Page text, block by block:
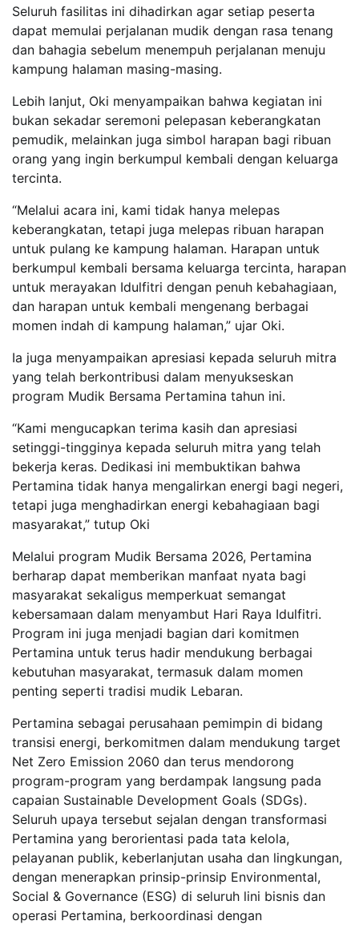
Seluruh fasilitas ini dihadirkan agar setiap peserta
dapat memulai perjalanan mudik dengan rasa tenang
dan bahagia sebelum menempuh perjalanan menuju
kampung halaman masing-masing.
Lebih lanjut, Oki menyampaikan bahwa kegiatan ini
bukan sekadar seremoni pelepasan keberangkatan
pemudik, melainkan juga simbol harapan bagi ribuan
orang yang ingin berkumpul kembali dengan keluarga
tercinta.
“Melalui acara ini, kami tidak hanya melepas
keberangkatan, tetapi juga melepas ribuan harapan
untuk pulang ke kampung halaman. Harapan untuk
berkumpul kembali bersama keluarga tercinta, harapan
untuk merayakan Idulfitri dengan penuh kebahagiaan,
dan harapan untuk kembali mengenang berbagai
momen indah di kampung halaman,” ujar Oki.
Ia juga menyampaikan apresiasi kepada seluruh mitra
yang telah berkontribusi dalam menyukseskan
program Mudik Bersama Pertamina tahun ini.
“Kami mengucapkan terima kasih dan apresiasi
setinggi-tingginya kepada seluruh mitra yang telah
bekerja keras. Dedikasi ini membuktikan bahwa
Pertamina tidak hanya mengalirkan energi bagi negeri,
tetapi juga menghadirkan energi kebahagiaan bagi
masyarakat,” tutup Oki
Melalui program Mudik Bersama 2026, Pertamina
berharap dapat memberikan manfaat nyata bagi
masyarakat sekaligus memperkuat semangat
kebersamaan dalam menyambut Hari Raya Idulfitri.
Program ini juga menjadi bagian dari komitmen
Pertamina untuk terus hadir mendukung berbagai
kebutuhan masyarakat, termasuk dalam momen
penting seperti tradisi mudik Lebaran.
Pertamina sebagai perusahaan pemimpin di bidang
transisi energi, berkomitmen dalam mendukung target
Net Zero Emission 2060 dan terus mendorong
program-program yang berdampak langsung pada
capaian Sustainable Development Goals (SDGs).
Seluruh upaya tersebut sejalan dengan transformasi
Pertamina yang berorientasi pada tata kelola,
pelayanan publik, keberlanjutan usaha dan lingkungan,
dengan menerapkan prinsip-prinsip Environmental,
Social & Governance (ESG) di seluruh lini bisnis dan
operasi Pertamina, berkoordinasi dengan